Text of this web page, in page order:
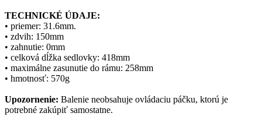
TECHNICKÉ ÚDAJE:
• priemer: 31.6mm.
• zdvih: 150mm
• zahnutie: 0mm
• celková dĺžka sedlovky: 418mm
• maximálne zasunutie do rámu: 258mm
• hmotnosť: 570g
Upozornenie: Balenie neobsahuje ovládaciu páčku, ktorú je
potrebné zakúpiť samostatne.